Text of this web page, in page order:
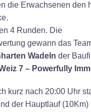
die Erwachsenen den
4 Runden. Die
gewann das
Wadeln der
7 – Powerfully
kurz nach 20:00 Uhr
der Hauptlauf (10Km)